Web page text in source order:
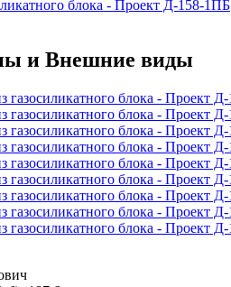
блока - Проект Д-158-1ПБ
и Внешние виды